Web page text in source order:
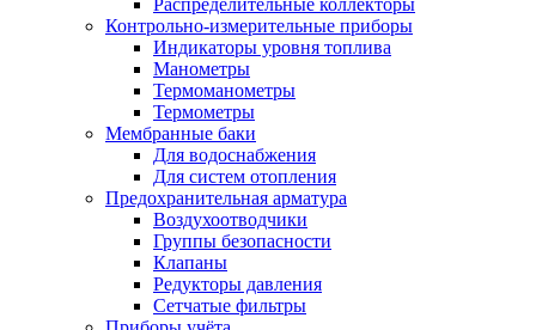
Распределительные коллекторы
Контрольно-измерительные приборы
Индикаторы уровня топлива
Манометры
Термоманометры
Термометры
Мембранные баки
Для водоснабжения
Для систем отопления
Предохранительная арматура
Воздухоотводчики
Группы безопасности
Клапаны
Редукторы давления
Сетчатые фильтры